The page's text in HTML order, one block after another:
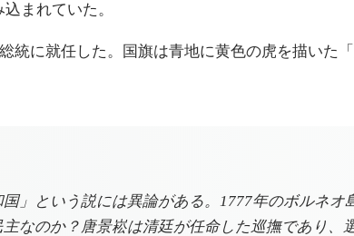
まれていた。
統に就任した。国旗は青地に黄色の虎を描いた
国」という説には異論がある。1777年のボルネ
主なのか？唐景崧は清廷が任命した巡撫であり